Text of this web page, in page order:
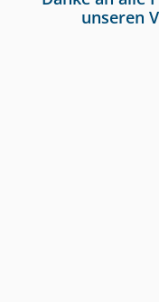
unseren